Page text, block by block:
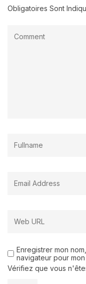
Obligatoires Sont
Enregistrer mon
navigateur pour
Vérifiez que vous